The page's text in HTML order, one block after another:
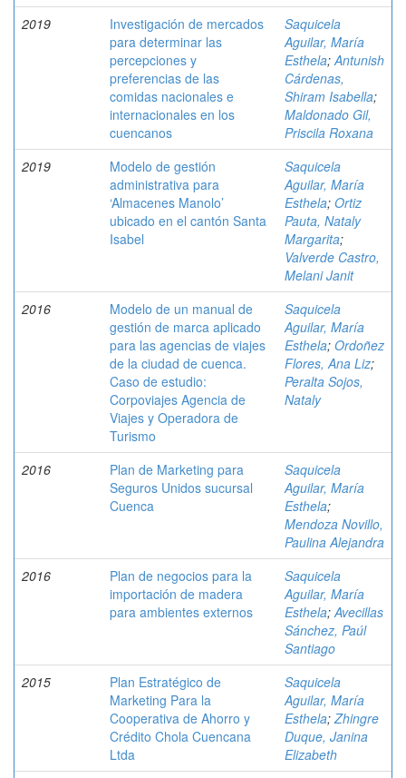
2019
Investigación de mercados
para determinar las
percepciones y
preferencias de las
comidas nacionales e
internacionales en los
cuencanos
Saquicela
Aguilar, María
Esthela;Antunish
Cárdenas,
Shiram Isabella;
Maldonado Gil,
Priscila Roxana
2019
Modelo de gestión
administrativa para
‘Almacenes Manolo’
ubicado en el cantón Santa
Isabel
Saquicela
Aguilar, María
Esthela; Ortiz
Pauta, Nataly
Margarita;
Valverde Castro,
Melani Janit
2016
Modelo de un manual de
gestión de marca aplicado
para las agencias de viajes
de la ciudad de cuenca.
Caso de estudio:
Corpoviajes Agencia de
Viajes y Operadora de
Turismo
Saquicela
Aguilar, María
Esthela; Ordoñez
Flores, Ana Liz;
Peralta Sojos,
Nataly
2016
Plan de Marketing para
Seguros Unidos sucursal
Cuenca
Saquicela
Aguilar, María
Esthela;
Mendoza Novillo,
Paulina Alejandra
2016
Plan de negocios para la
importación de madera
para ambientes externos
Saquicela
Aguilar, María
Esthela;Avecillas
Sánchez, Paúl
Santiago
2015
Plan Estratégico de
Marketing Para la
Cooperativa de Ahorro y
Crédito Chola Cuencana
Ltda
Saquicela
Aguilar, María
Esthela;Zhingre
Duque, Janina
Elizabeth